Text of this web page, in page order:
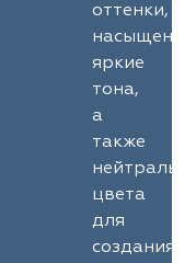
оттенки,
яркие
тона,
а
также
цвета
для
создания